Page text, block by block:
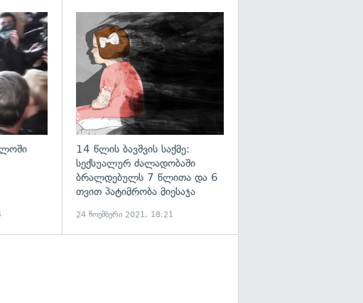
გადახედვა
14 წლის ბავშვის საქმე:
სექსუალურ ძალადობაში
ბრალდებულს 7 წლითა და 6
თვით პატიმრობა მიესაჯა
24 ნოემბერი 2021, 18:21